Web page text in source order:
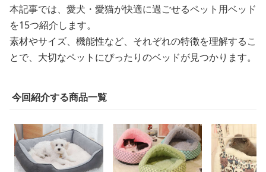
本記事では、愛犬・愛猫が快適に過ごせるペット用ベッド
を15つ紹介します。
素材やサイズ、機能性など、それぞれの特徴を理解するこ
とで、大切なペットにぴったりのベッドが見つかります。
今回紹介する商品一覧